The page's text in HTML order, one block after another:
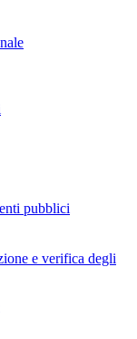
pubblici
e verifica degli